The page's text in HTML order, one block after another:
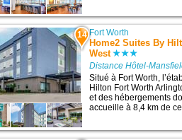
14 Fort Worth
Home2 Suites By
West
Distance Hôtel-
Situé à Fort Worth,
Hilton Fort Worth
et des hébergements
accueille à 8,4 km de